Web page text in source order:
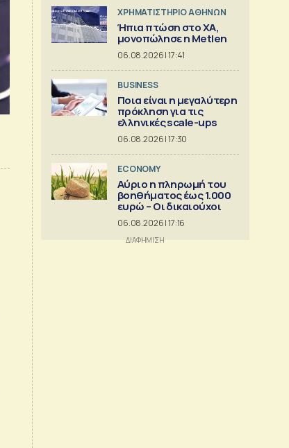
XΡΗΜΑΤΙΣΤΗΡΙΟ ΑΘΗΝΩΝ
Ήπια πτώση στο ΧΑ,
μονοπώλησε η Metlen
06.08.2026 | 17:41
BUSINESS
Ποια είναι η μεγαλύτερη
πρόκληση για τις
ελληνικές scale-ups
06.08.2026 | 17:30
ECONOMY
Αύριο η πληρωμή του
βοηθήματος έως 1.000
ευρώ – Oι δικαιούχοι
06.08.2026 | 17:16